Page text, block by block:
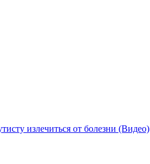
излечиться от болезни (Видео)